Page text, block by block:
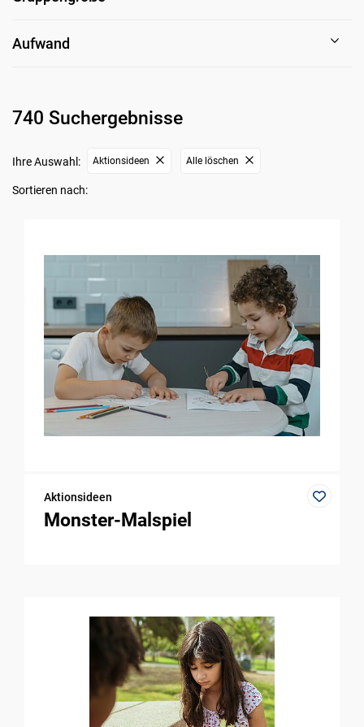
Aufwand
740 Suchergebnisse
Ihre Auswahl: Aktionsideen Alle löschen
Sortieren nach:
Aktionsideen
Monster-Malspiel